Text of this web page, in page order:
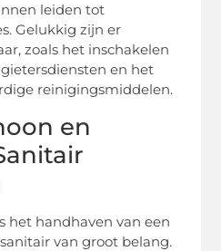
leiden tot
Gelukkig zijn er
zoals het inschakelen
en het
reinigingsmiddelen.
en
het handhaven van een
van groot belang.